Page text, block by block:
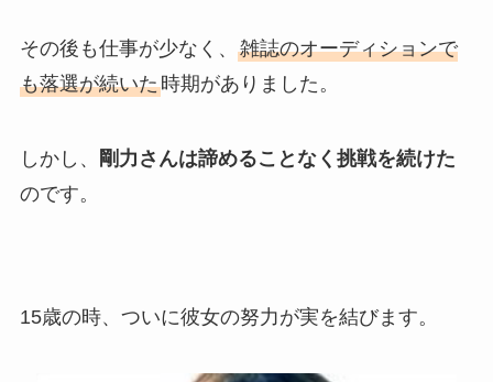
その後も仕事が少なく、 雑誌のオーディションで
も落選が続いた時期がありました。
しかし、
剛力さんは諦めることなく挑戦を続けた
のです。
15歳の時、ついに彼女の努力が実を結びます。